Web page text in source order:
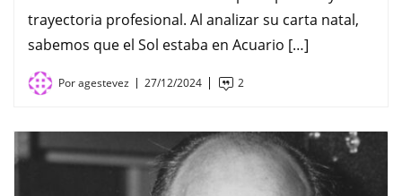
trayectoria profesional. Al analizar su carta natal,
sabemos que el Sol estaba en Acuario […]
Poragestevez 27/12/2024 2